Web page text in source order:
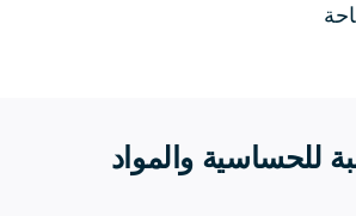
للحساسية والمواد